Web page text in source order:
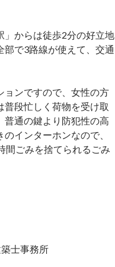
」からは徒歩2分の好立地
で3路線が使えて、交通
ョンですので、女性の方
普段忙しく荷物を受け取
普通の鍵より防犯性の高
インターホンなので、
間ごみを捨てられるごみ
士事務所